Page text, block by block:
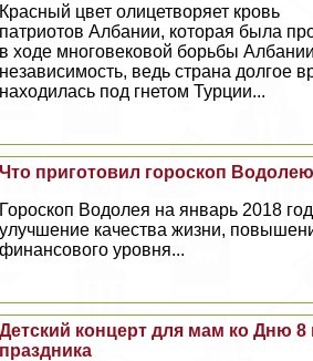
Красный цвет олицетворяет кровь
патриотов Албании, которая была
в ходе многовековой борьбы
независимость, ведь страна долгое
находилась под гнетом Турции...
Что приготовил гороскоп
Гороскоп Водолея на январь 2018
улучшение качества жизни,
финансового уровня...
Детский концерт для мам ко Дню 8
праздника